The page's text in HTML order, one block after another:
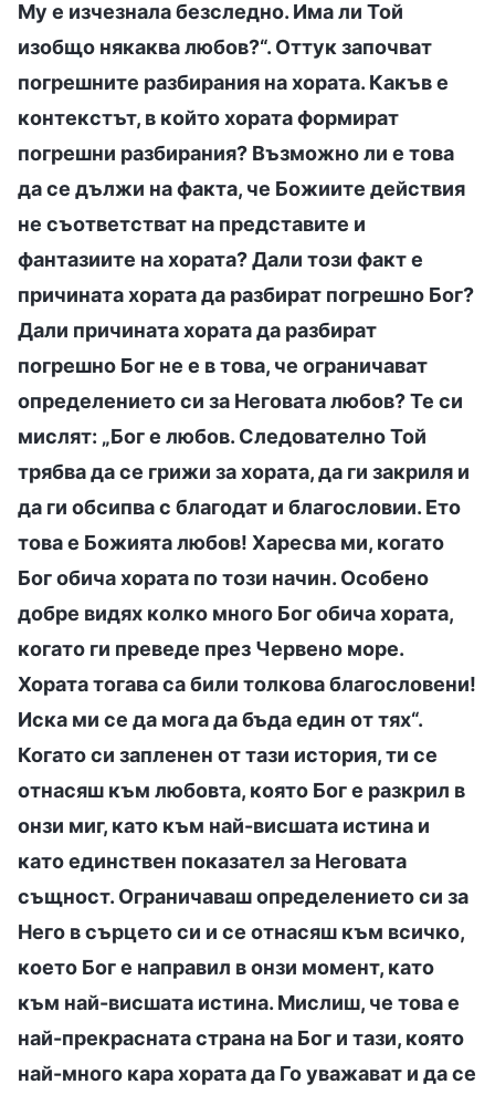
Му е изчезнала безследно. Има ли Той
изобщо някаква любов?“. Оттук започват
погрешните разбирания на хората. Какъв е
контекстът, в който хората формират
погрешни разбирания? Възможно ли е това
да се дължи на факта, че Божиите действия
не съответстват на представите и
фантазиите на хората? Дали този факт е
причината хората да разбират погрешно Бог?
Дали причината хората да разбират
погрешно Бог не е в това, че ограничават
определението си за Неговата любов? Те си
мислят: „Бог е любов. Следователно Той
трябва да се грижи за хората, да ги закриля и
да ги обсипва с благодат и благословии. Ето
това е Божията любов! Харесва ми, когато
Бог обича хората по този начин. Особено
добре видях колко много Бог обича хората,
когато ги преведе през Червено море.
Хората тогава са били толкова благословени!
Иска ми се да мога да бъда един от тях“.
Когато си запленен от тази история, ти се
отнасяш към любовта, която Бог е разкрил в
онзи миг, като към най-висшата истина и
като единствен показател за Неговата
същност. Ограничаваш определението си за
Него в сърцето си и се отнасяш към всичко,
което Бог е направил в онзи момент, като
към най-висшата истина. Мислиш, че това е
най-прекрасната страна на Бог и тази, която
най-много кара хората да Го уважават и да се